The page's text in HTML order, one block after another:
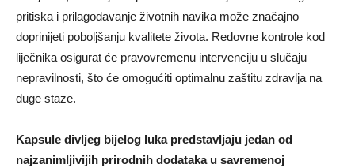
pritiska i prilagođavanje životnih navika može značajno
doprinijeti poboljšanju kvalitete života. Redovne kontrole kod
liječnika osigurat će pravovremenu intervenciju u slučaju
nepravilnosti, što će omogućiti optimalnu zaštitu zdravlja na
duge staze.
Kapsule divljeg bijelog luka predstavljaju jedan od
najzanimljivijih prirodnih dodataka u savremenoj